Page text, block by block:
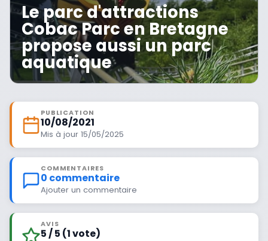
Le parc d'attractions
Cobac Parc en Bretagne
propose aussi un parc
aquatique
PUBLICATION
10/08/2021
Mis à jour 15/05/2025
COMMENTAIRES
0 commentaire
Ajouter un commentaire
AVIS
5 / 5 (1 vote)